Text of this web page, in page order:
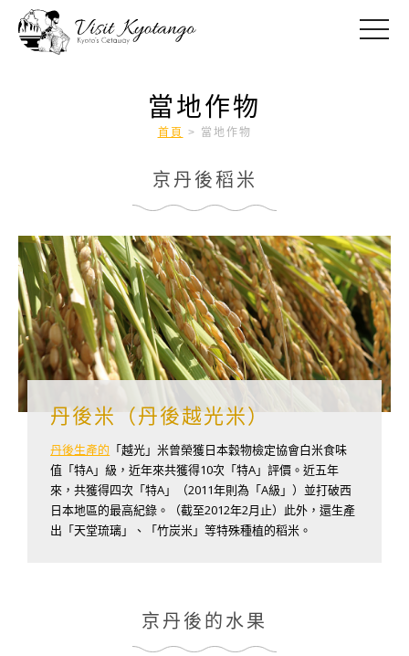
toggle
當地作物
首頁 > 當地作物
京丹後稻米
丹後米（丹後越光米）
丹後生產的 「越光」米曾榮獲日本穀物檢定協會白米食味
值「特A」級，近年來共獲得10次「特A」評價。近五年
來，共獲得四次「特A」（2011年則為「A級」）並打破西
日本地區的最高紀錄。（截至2012年2月止）此外，還生產
出「天堂琉璃」、「竹炭米」等特殊種植的稻米。
京丹後的水果